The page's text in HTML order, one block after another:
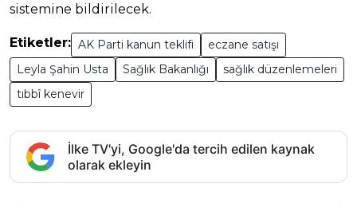
sistemine bildirilecek.
Etiketler: AK Parti kanun teklifi
eczane satışı
Leyla Şahin Usta
Sağlık Bakanlığı
sağlık düzenlemeleri
tıbbî kenevir
İlke TV'yi, Google'da tercih edilen kaynak
olarak ekleyin